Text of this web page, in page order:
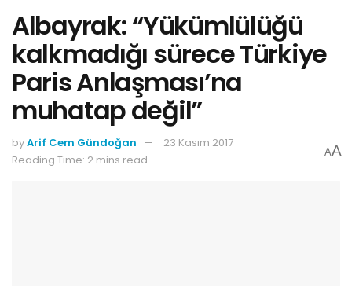
Albayrak: “Yükümlülüğü
kalkmadığı sürece Türkiye
Paris Anlaşması’na
muhatap değil”
byArif Cem Gündoğan
23 Kasım 2017
Reading Time: 2 mins read
AA